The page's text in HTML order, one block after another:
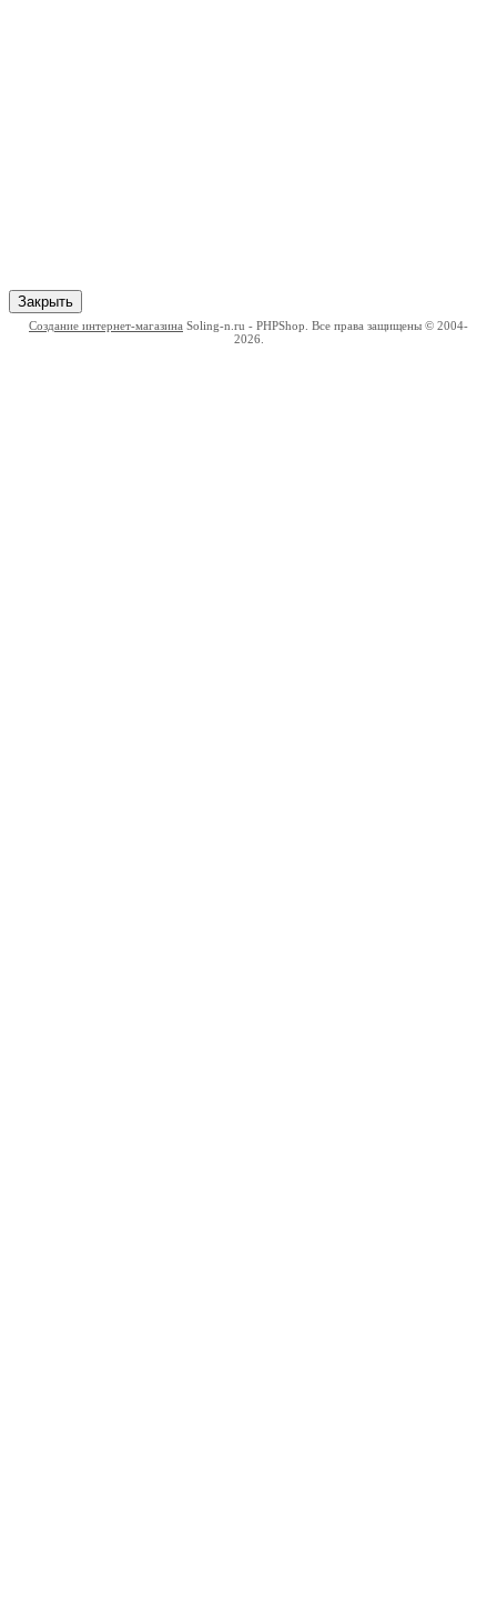
Закрыть
Создание интернет-магазина Soling-n.ru - PHPShop. Все права защищены © 2004-
2026.